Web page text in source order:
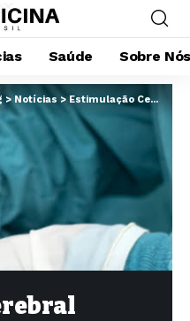
Saúde Sobre
> Notícias >Estimulação Cerebral Profunda: Avanços na Neurologia